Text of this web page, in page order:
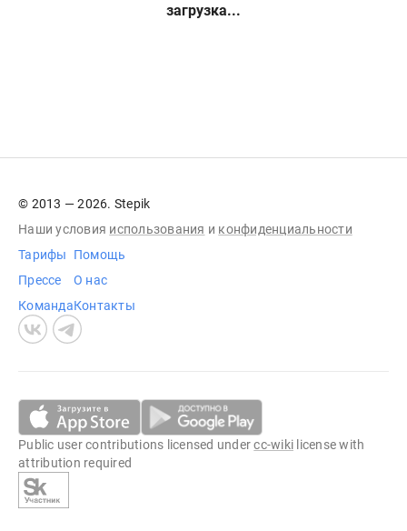
загрузка...
© 2013 — 2026. Stepik
Наши условия использования и конфиденциальности
Тарифы
Прессе
Команда
Помощь
О нас
Контакты
Public user contributions licensed undercc-wiki license with
attribution required